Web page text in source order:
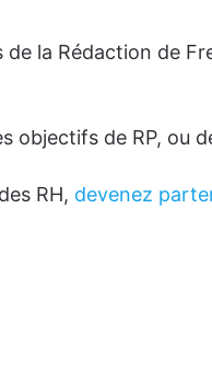
la Rédaction de
objectifs de RP, ou
RH, devenez